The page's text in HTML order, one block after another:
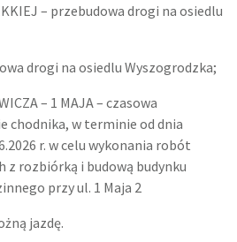
– przebudowa drogi na osiedlu
drogi na osiedlu Wyszogrodzka;
– 1 MAJA – czasowa
chodnika, w terminie od dnia
r. w celu wykonania robót
z rozbiórką i budową budynku
przy ul. 1 Maja 2
jazdę.